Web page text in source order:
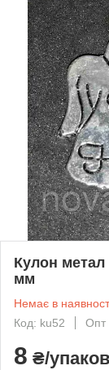
Кулон метал
мм
Немає в
Код: ku52
Опт
8 ₴/